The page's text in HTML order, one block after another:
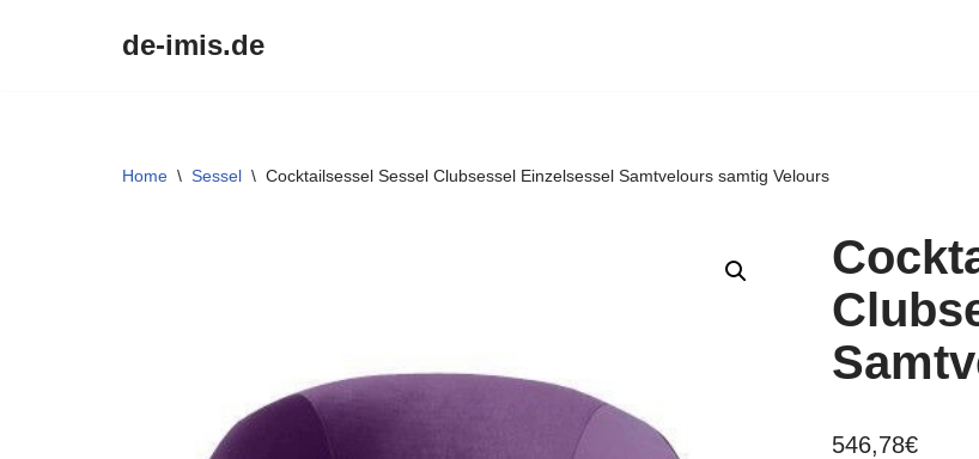
de-imis.de
Home \ Sessel \ Cocktailsessel Sessel Clubsessel Einzelsessel Samtvelours samtig Velours
546,78€